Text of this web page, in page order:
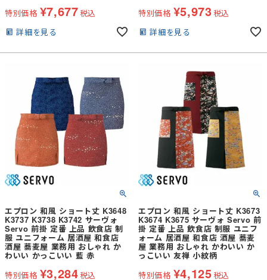
特別価格 ¥7,677税込
詳細を見る
特別価格 ¥5,973税込
詳細を見る
エプロン 和風 ショート丈 K3648
K3737 K3738 K3742 サーヴォ
Servo 前掛 定番 上品 飲食店 制
服 ユニフォーム 居酒屋 和食店
酒屋 蕎麦屋 業務用 おしゃれ か
わいい かっこいい 藍 赤
特別価格 ¥3,284税込
エプロン 和風 ショート丈 K3673
K3674 K3675 サーヴォ Servo 前
掛 定番 上品 飲食店 制服 ユニフ
ォーム 居酒屋 和食店 酒屋 蕎麦
屋 業務用 おしゃれ かわいい か
っこいい 友禅 小紋柄
特別価格 ¥4,125税込